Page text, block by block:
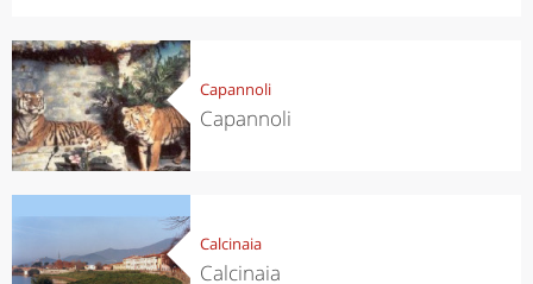
Capannoli
Capannoli
Calcinaia
Calcinaia